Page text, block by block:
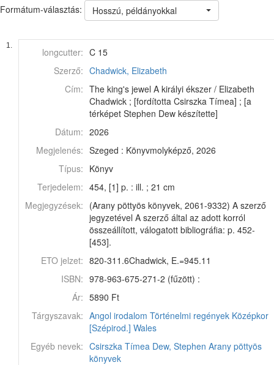
Formátum-választás: Hosszú, példányokkal
1.
longcutter: C 15
Szerző: Chadwick, Elizabeth
Cím: The king's jewel A királyi ékszer / Elizabeth
Chadwick ; [fordította Csirszka Tímea] ; [a
térképet Stephen Dew készítette]
Dátum: 2026
Megjelenés: Szeged : Könyvmolyképző, 2026
Típus: Könyv
Terjedelem: 454, [1] p. : ill. ; 21 cm
Megjegyzések: (Arany pöttyös könyvek, 2061-9332) A szerző
jegyzetével A szerző által az adott korról
összeállított, válogatott bibliográfia: p. 452-
[453].
ETO jelzet: 820-311.6Chadwick, E.=945.11
ISBN: 978-963-675-271-2 (fűzött) :
Ár: 5890 Ft
Tárgyszavak: Angol irodalom Történelmi regények Középkor
[Szépirod.] Wales
Egyéb nevek: Csirszka Tímea Dew, Stephen Arany pöttyös
könyvek